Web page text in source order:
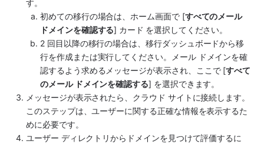
す。
初めての移行の場合は、ホーム画面で [すべてのメール
ドメインを確認する] カード を選択してください。
2 回目以降の移行の場合は、移行ダッシュボードから移
行を作成または実行してください。メール ドメインを確
認するよう求めるメッセージが表示され、ここで [すべて
のメール ドメインを確認する] を選択できます。
メッセージが表示されたら、クラウド サイトに接続します。
このステップは、ユーザーに関する正確な情報を表示するた
めに必要です。
ユーザー ディレクトリからドメインを見つけて評価するに